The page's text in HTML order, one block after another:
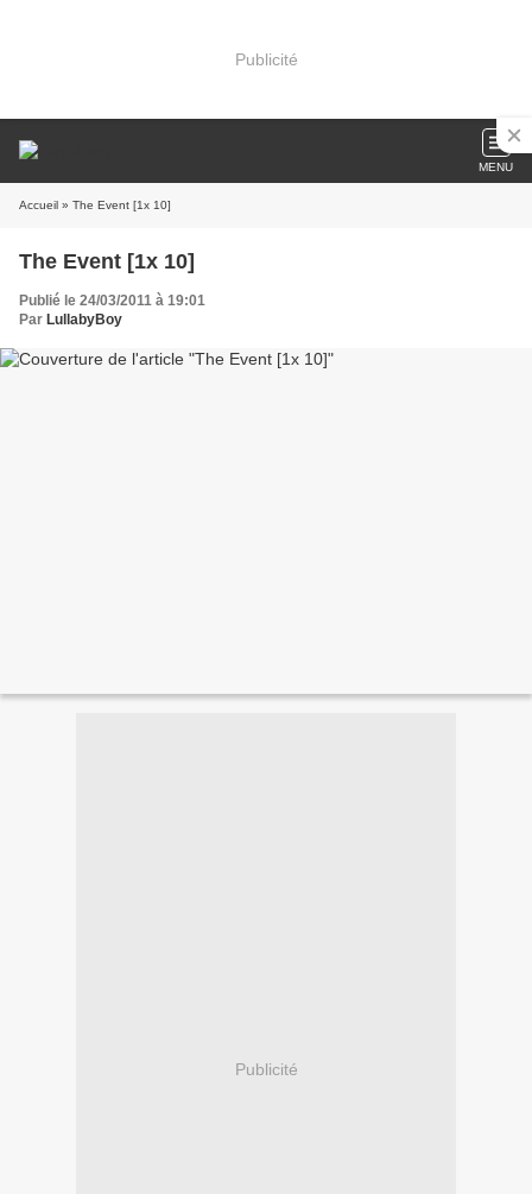
Publicité
MENU
Accueil » The Event [1x 10]
The Event [1x 10]
Publié le 24/03/2011 à 19:01
Par LullabyBoy
Publicité